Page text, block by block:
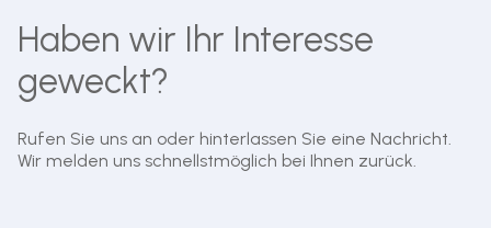
Haben wir Ihr Interesse
geweckt?
Rufen Sie uns an oder hinterlassen Sie eine Nachricht.
Wir melden uns schnellstmöglich bei Ihnen zurück.